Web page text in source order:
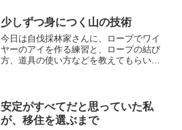
少しずつ身につく山の技術
今日は自伐採林家さんに、ロープでワイ
ヤーのアイを作る練習と、ロープの結び
方、道具の使い方などを教えてもらいま
本。ロープは3本。3本で...
安定がすべてだと思っていた私
が、移住を選ぶまで